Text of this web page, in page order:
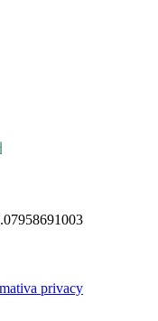
privacy